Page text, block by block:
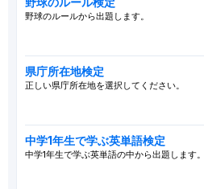
野球のルールから出題します。
県庁所在地検定
正しい県庁所在地を選択してください。
中学1年生で学ぶ英単語検定
中学1年生で学ぶ英単語の中から出題します。